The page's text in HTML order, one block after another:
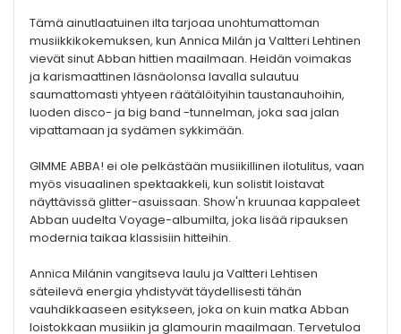
Tämä ainutlaatuinen ilta tarjoaa unohtumattoman
musiikkikokemuksen, kun Annica Milán ja Valtteri Lehtinen
vievät sinut Abban hittien maailmaan. Heidän voimakas
ja karismaattinen läsnäolonsa lavalla sulautuu
saumattomasti yhtyeen räätälöityihin taustanauhoihin,
luoden disco- ja big band -tunnelman, joka saa jalan
vipattamaan ja sydämen sykkimään.
GIMME ABBA! ei ole pelkästään musiikillinen ilotulitus, vaan
myös visuaalinen spektaakkeli, kun solistit loistavat
näyttävissä glitter-asuissaan. Show'n kruunaa kappaleet
Abban uudelta Voyage-albumilta, joka lisää ripauksen
modernia taikaa klassisiin hitteihin.
Annica Milánin vangitseva laulu ja Valtteri Lehtisen
säteilevä energia yhdistyvät täydellisesti tähän
vauhdikkaaseen esitykseen, joka on kuin matka Abban
loistokkaan musiikin ja glamourin maailmaan. Tervetuloa